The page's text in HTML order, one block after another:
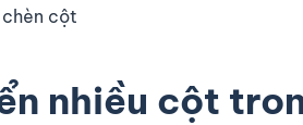
cột
nhiều cột